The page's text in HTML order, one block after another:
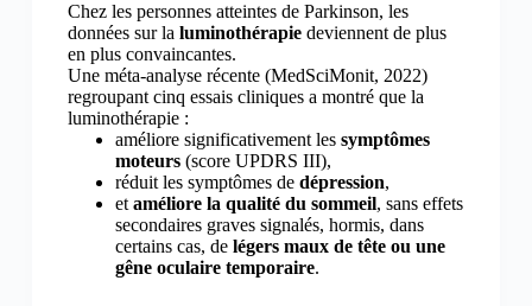
Chez les personnes atteintes de Parkinson, les
données sur la luminothérapiedeviennent de plus
en plus convaincantes.
Une méta-analyse récente (MedSciMonit, 2022)
regroupant cinq essais cliniques a montré que la
luminothérapie :
améliore significativement les symptômes
moteurs(score UPDRS III),
réduit les symptômes de dépression,
et améliore la qualité du sommeil, sans effets
secondaires graves signalés, hormis, dans
certains cas, de légers maux de tête ou une
gêne oculaire temporaire.